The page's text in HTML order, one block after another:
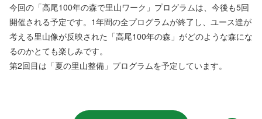
今回の「高尾100年の森で里山ワーク」プログラムは、今後も5回
開催される予定です。1年間の全プログラムが終了し、ユース達が
考える里山像が反映された「高尾100年の森」がどのような森にな
るのかとても楽しみです。
第2回目は「夏の里山整備」プログラムを予定しています。